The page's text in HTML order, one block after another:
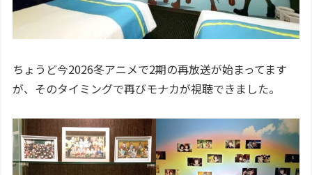
ちょうど今2026冬アニメで2期の再放送が始まってます
が、そのタイミングで再びモナカが視聴できました。